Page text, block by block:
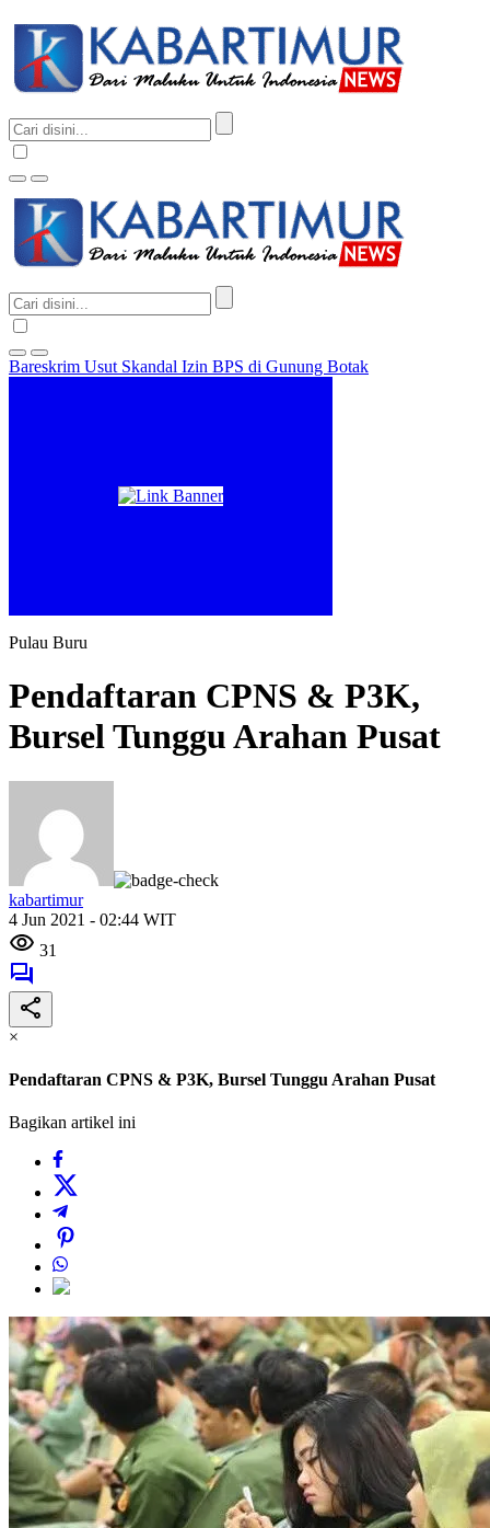
Bareskrim Usut Skandal Izin BPS di Gunung Botak
Pulau Buru
Pendaftaran CPNS & P3K,
Bursel Tunggu Arahan Pusat
kabartimur
4 Jun 2021 - 02:44 WIT
31
×
Pendaftaran CPNS & P3K, Bursel Tunggu Arahan Pusat
Bagikan artikel ini